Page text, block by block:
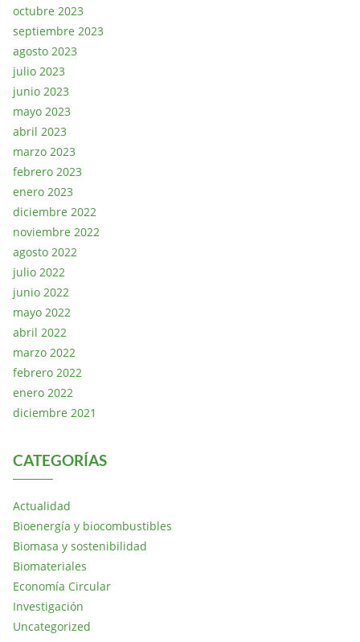
octubre 2023
septiembre 2023
agosto 2023
julio 2023
junio 2023
mayo 2023
abril 2023
marzo 2023
febrero 2023
enero 2023
diciembre 2022
noviembre 2022
agosto 2022
julio 2022
junio 2022
mayo 2022
abril 2022
marzo 2022
febrero 2022
enero 2022
diciembre 2021
CATEGORÍAS
Actualidad
Bioenergía y biocombustibles
Biomasa y sostenibilidad
Biomateriales
Economía Circular
Investigación
Uncategorized